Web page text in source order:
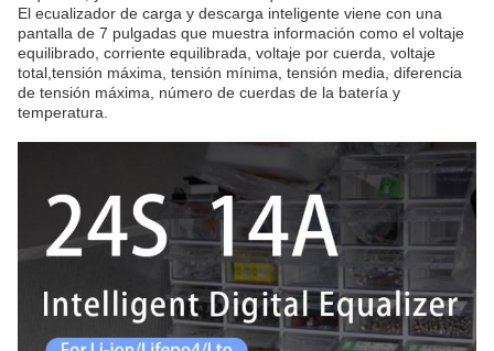
El ecualizador de carga y descarga inteligente viene con una
pantalla de 7 pulgadas que muestra información como el voltaje
equilibrado, corriente equilibrada, voltaje por cuerda, voltaje
total,tensión máxima, tensión mínima, tensión media, diferencia
de tensión máxima, número de cuerdas de la batería y
temperatura.